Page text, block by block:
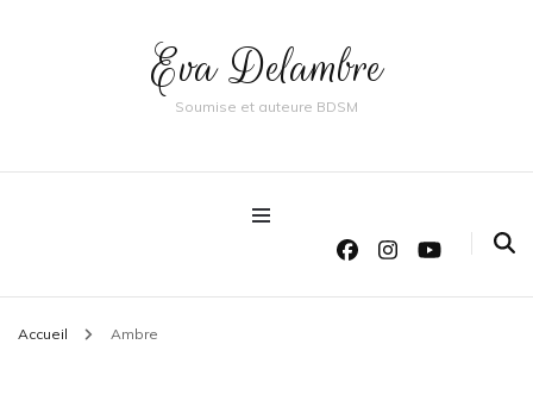
Eva Delambre
Soumise et auteure BDSM
Accueil Ambre